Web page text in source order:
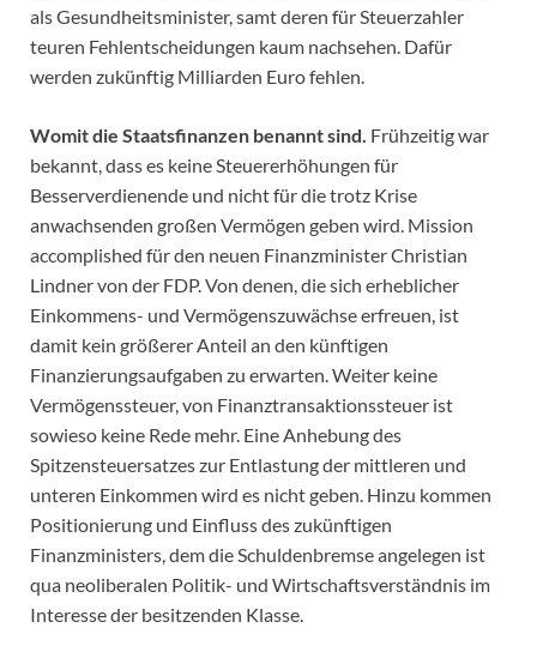
als Gesundheitsminister, samt deren für Steuerzahler
teuren Fehlentscheidungen kaum nachsehen. Dafür
werden zukünftig Milliarden Euro fehlen.
Womit die Staatsfinanzen benannt sind. Frühzeitig war
bekannt, dass es keine Steuererhöhungen für
Besserverdienende und nicht für die trotz Krise
anwachsenden großen Vermögen geben wird. Mission
accomplished für den neuen Finanzminister Christian
Lindner von der FDP. Von denen, die sich erheblicher
Einkommens- und Vermögenszuwächse erfreuen, ist
damit kein größerer Anteil an den künftigen
Finanzierungsaufgaben zu erwarten. Weiter keine
Vermögenssteuer, von Finanztransaktionssteuer ist
sowieso keine Rede mehr. Eine Anhebung des
Spitzensteuersatzes zur Entlastung der mittleren und
unteren Einkommen wird es nicht geben. Hinzu kommen
Positionierung und Einfluss des zukünftigen
Finanzministers, dem die Schuldenbremse angelegen ist
qua neoliberalen Politik- und Wirtschaftsverständnis im
Interesse der besitzenden Klasse.